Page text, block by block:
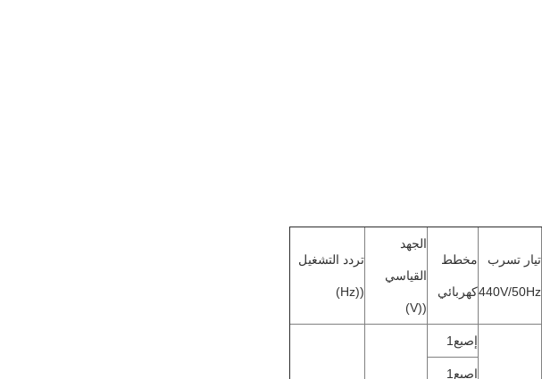
تيار تسرب
440V/50Hz
مخطط
كهربائي
الجهد
القياسي
((V)
تردد التشغيل
((Hz)
إصبع1
إصبع1